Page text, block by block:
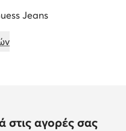
Jeans
αγορές σας